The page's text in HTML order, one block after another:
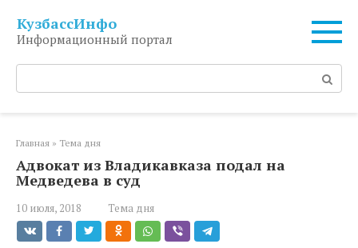
контенту
КузбассИнфо
Информационный портал
Поиск:
Главная » Тема дня
Адвокат из Владикавказа подал на
Медведева в суд
10 июля, 2018 Тема дня